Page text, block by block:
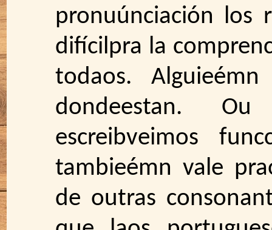
pronuúnciación los
difícilpra la
todaos.
dondeestan.
escreibveimos
tambieémn vale
de outras